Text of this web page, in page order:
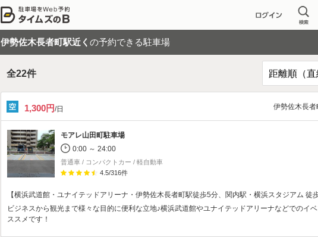
伊勢佐木長者町駅近く の予約できる駐車場
全22件
1,300円/日 伊勢佐木長者
モアレ山田町駐車場
0:00 ～ 24:00
普通車 / コンパクトカー / 軽自動車
4.5/316件
【横浜武道館・ユナイテッドアリーナ・伊勢佐木長者町駅徒歩5分、関内駅・横浜スタジアム 徒歩
ビジネスから観光まで様々な目的に便利な立地♪横浜武道館やユナイテッドアリーナなどでのイ
ススメです！